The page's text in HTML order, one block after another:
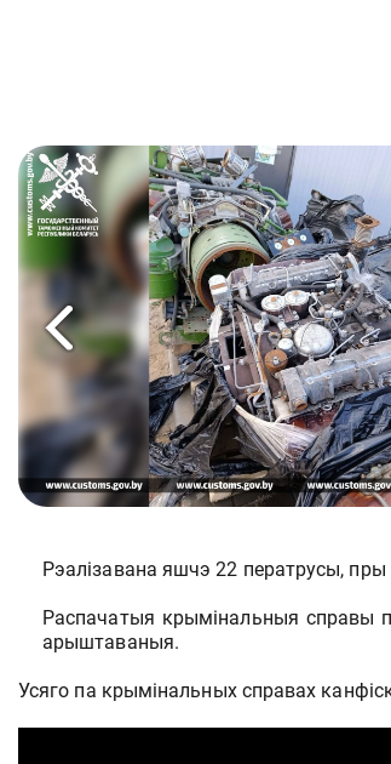
Рэалізавана яшчэ 22 ператрусы,
Распачатыя крымінальныя справы
арыштаваныя.
Усяго па крымінальных справах